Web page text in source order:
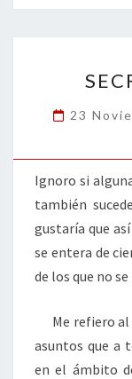
o
o
er
23
Ignoro si
también
gustaría que
se entera de
de los que no
Me refiero
asuntos que a
en el ámbito